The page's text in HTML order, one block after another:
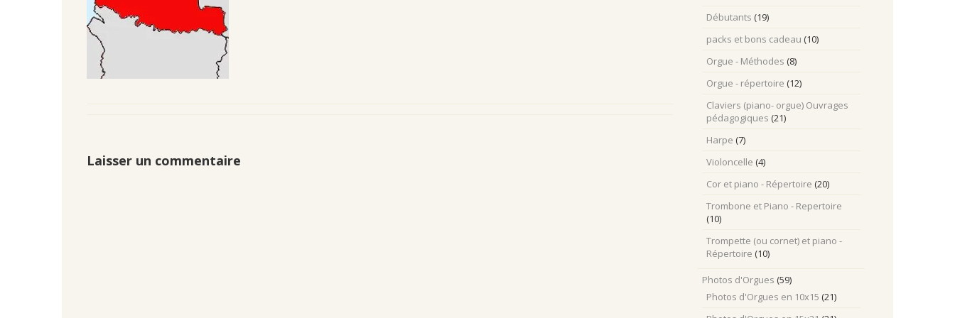
Laisser un commentaire
Débutants (19)
packs et bons cadeau (10)
Orgue - Méthodes (8)
Orgue - répertoire (12)
Claviers (piano- orgue) Ouvrages
pédagogiques (21)
Harpe (7)
Violoncelle (4)
Cor et piano - Répertoire (20)
Trombone et Piano - Repertoire
(10)
Trompette (ou cornet) et piano -
Répertoire (10)
Photos d'Orgues (59)
Photos d'Orgues en 10x15 (21)